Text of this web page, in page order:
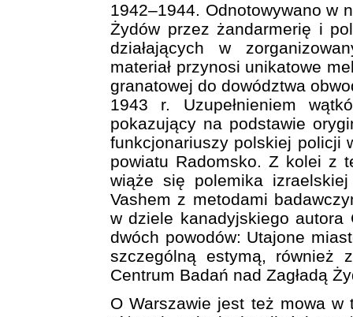
1942–1944. Odnotowywano w
Żydów przez żandarmerię i
działających w
materiał przynosi unikatowe
granatowej do dowództwa
1943 r. Uzupełnieniem
pokazujący na podstawie
funkcjonariuszy polskiej policji
powiatu Radomsko. Z kolei z
wiąże się polemika
Vashem z metodami
w dziele kanadyjskiego autora
dwóch powodów: Utajone
szczególną estymą, również
Centrum Badań nad Zagładą
O Warszawie jest też mowa